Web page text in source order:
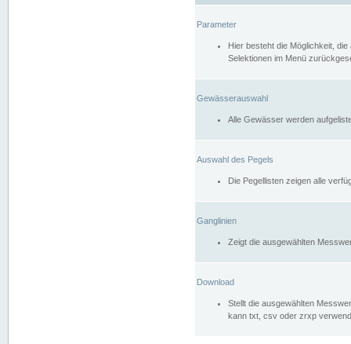
Parameter
Hier besteht die Möglichkeit,
Selektionen im Menü
Gewässerauswahl
Alle Gewässer werden
Auswahl des Pegels
Die Pegellisten zeigen alle
Ganglinien
Zeigt die ausgewählten
Download
Stellt die ausgewählten
kann txt, csv oder zrxp